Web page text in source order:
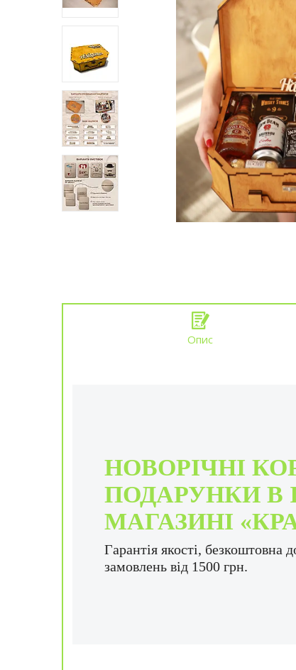
Опис
НОВОРІЧНІ
ПОДАРУНКИ В
МАГАЗИНІ
Гарантія якості, безкоштовна
замовлень від 1500 грн.